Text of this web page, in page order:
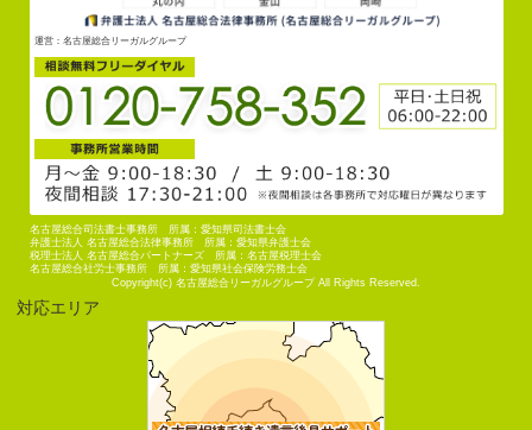
運営：名古屋総合リーガルグループ
名古屋総合司法書士事務所 所属：愛知県司法書士会
弁護士法人 名古屋総合法律事務所 所属：愛知県弁護士会
税理士法人 名古屋総合パートナーズ 所属：名古屋税理士会
名古屋総合社労士事務所 所属：愛知県社会保険労務士会
Copyright(c) 名古屋総合リーガルグループ All Rights Reserved.
対応エリア